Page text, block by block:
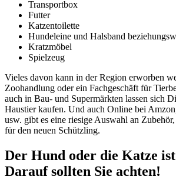
Transportbox
Futter
Katzentoilette
Hundeleine und Halsband
Kratzmöbel
Spielzeug
Vieles davon kann in der Region erworben
Zoohandlung oder ein Fachgeschäft für
auch in Bau- und Supermärkten lassen sich
Haustier kaufen. Und auch Online bei
usw. gibt es eine riesige Auswahl an
für den neuen Schützling.
Der Hund oder die Katze ist
Darauf sollten Sie achten!